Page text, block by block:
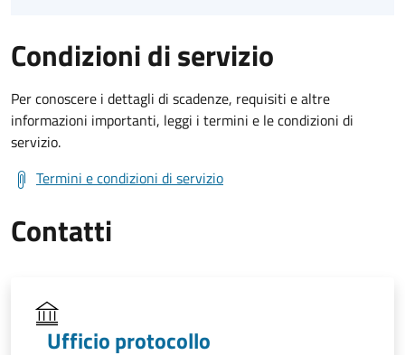
Condizioni di servizio
Per conoscere i dettagli di scadenze, requisiti e altre
informazioni importanti, leggi i termini e le condizioni di
servizio.
Termini e condizioni di servizio
Contatti
Ufficio protocollo